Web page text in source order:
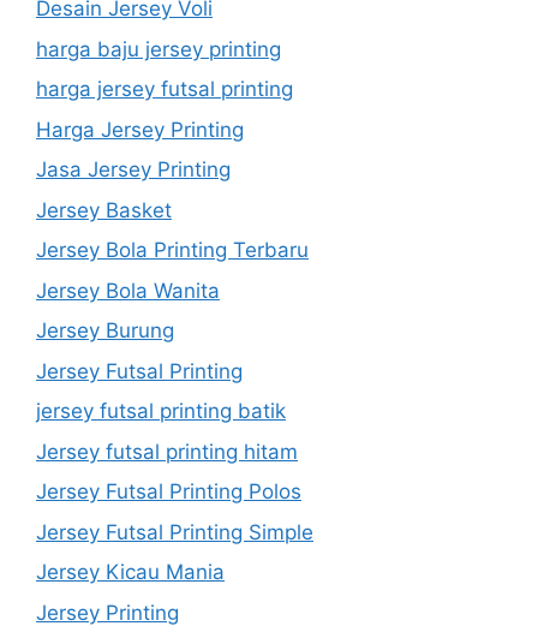
Desain Jersey Voli
harga baju jersey printing
harga jersey futsal printing
Harga Jersey Printing
Jasa Jersey Printing
Jersey Basket
Jersey Bola Printing Terbaru
Jersey Bola Wanita
Jersey Burung
Jersey Futsal Printing
jersey futsal printing batik
Jersey futsal printing hitam
Jersey Futsal Printing Polos
Jersey Futsal Printing Simple
Jersey Kicau Mania
Jersey Printing